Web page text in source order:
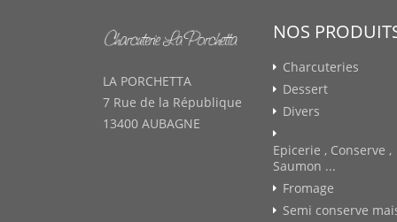
LA PORCHETTA
7 Rue de la République
13400 AUBAGNE
NOS
Charcuteries
Dessert
Divers
Epicerie , Conserve ,
Saumon ...
Fromage
Semi conserve